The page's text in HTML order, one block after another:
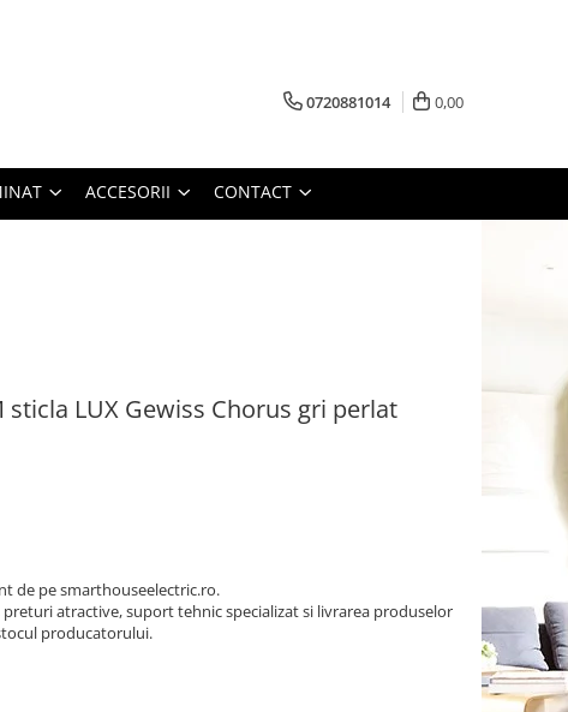
0720881014 0,00
ACCESORII CONTACT
LUX Gewiss Chorus gri perlat
de pe smarthouseelectric.ro.
atractive, suport tehnic specializat si livrarea produselor
producatorului.